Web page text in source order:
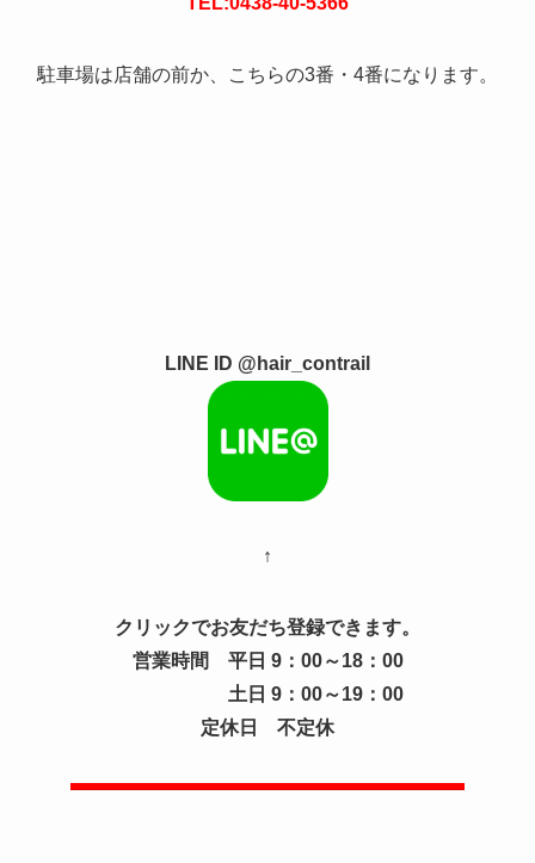
駐車場は店舗の前か、こちらの3番・4番になります。
LINE ID @hair_contrail
↑
クリックでお友だち登録できます。
営業時間 平日 9：00～18：00
土日 9：00～19：00
定休日 不定休